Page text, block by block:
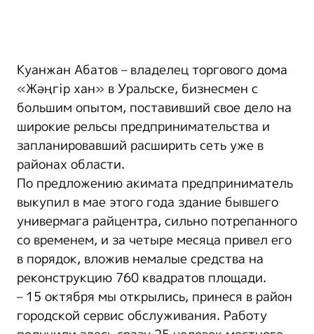
Куанжан Абатов – владелец торгового дома
«Жәңгір хан» в Уральске, бизнесмен с
большим опытом, поставивший свое дело на
широкие рельсы предпринимательства и
запланировавший расширить сеть уже в
районах области.
По предложению акимата предприниматель
выкупил в мае этого года здание бывшего
универмага райцентра, сильно потрепанного
со временем, и за четыре месяца привел его
в порядок, вложив немалые средства на
реконструкцию 760 квадратов площади.
– 15 октября мы открылись, принеся в район
городской сервис обслуживания. Работу